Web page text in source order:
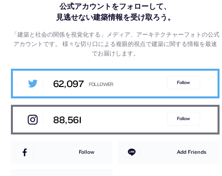
公式アカウントをフォローして、
見逃せない建築情報を受け取ろう。
「建築と社会の関係を視覚化する」メディア、アーキテクチャーフォトの公式
アカウントです。様々な切り口による複眼的視点で建築に関する情報を最速
でお届けします。
62,097 Follow
88,561 Follow
Follow Add Friends